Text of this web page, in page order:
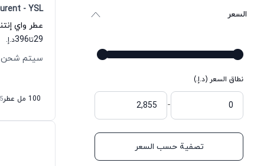
السعر
نطاق السعر (د.إ.)
-
تصفية حسب السعر
- YSL
29تا396د.إ.
سيتم شحن طلبك
100 مل عطر